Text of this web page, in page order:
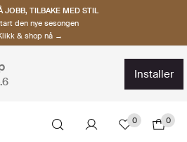
JOBB, TILBAKE MED STIL
den nye sesongen
& shop nå →
installer
0 0